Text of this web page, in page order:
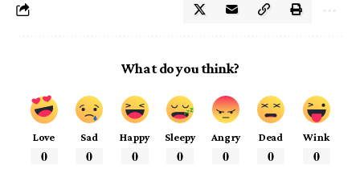
What do you think?
Love
0
Sad
0
Happy
0
Sleepy
0
Angry
0
Dead
0
Wink
0